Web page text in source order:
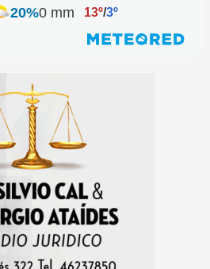
20%0 mm 13º/3º